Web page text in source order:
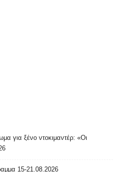
για ξένο ντοκιμαντέρ: «Οι
15-21.08.2026